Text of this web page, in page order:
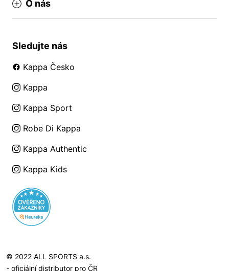
O nás
Sledujte nás
Kappa Česko
Kappa
Kappa Sport
Robe Di Kappa
Kappa Authentic
Kappa Kids
© 2022 ALL SPORTS a.s.
- oficiální distributor pro ČR